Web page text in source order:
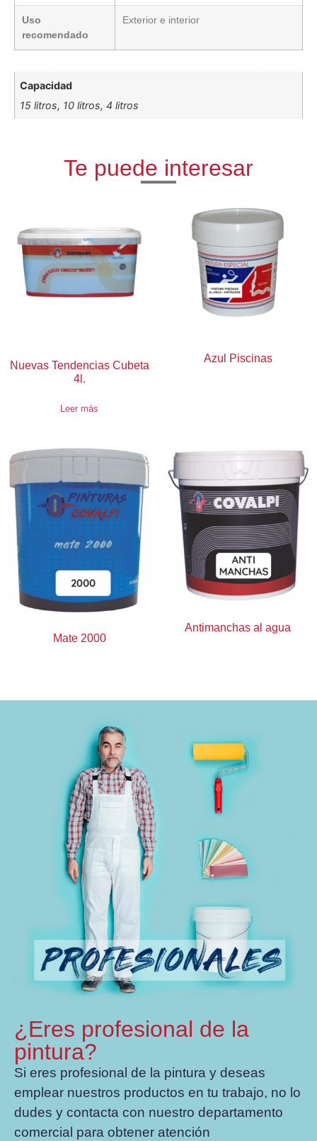
Uso
recomendado
Exterior e interior
Capacidad
15 litros, 10 litros, 4 litros
Te puede interesar
Nuevas Tendencias Cubeta
4l.
Leer más
Azul Piscinas
Mate 2000
Antimanchas al agua
¿Eres profesional de la
pintura?
Si eres profesional de la pintura y deseas
emplear nuestros productos en tu trabajo, no lo
dudes y contacta con nuestro departamento
comercial para obtener atención